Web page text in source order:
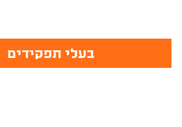
בעלי תפקידים